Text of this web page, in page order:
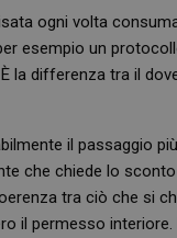
ogni volta
esempio un
la differenza tra il
il passaggio
che chiede lo
tra ciò che si
il permesso